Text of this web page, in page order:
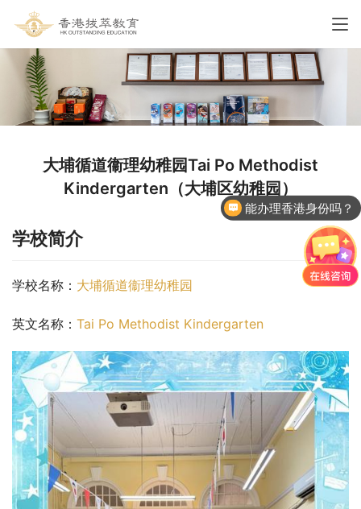
大埔循道衞理幼稚园Tai Po Methodist
Kindergarten（大埔区幼稚园）
学校简介
学校名称： 大埔循道衞理幼稚园
英文名称： Tai Po Methodist Kindergarten
能办理香港身份吗？